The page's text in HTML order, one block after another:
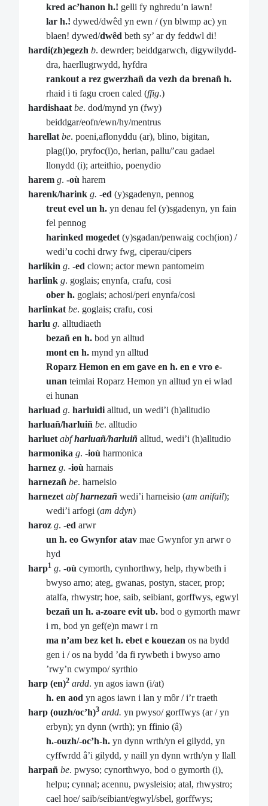
kred ac’hanon h.! gelli fy nghredu’n iawn!
lar h.! dywed/dwêd yn ewn / (yn blwmp ac) yn
blaen! dywed/dwêd beth sy’ ar dy feddwl di!
hardi(zh)egezh b. dewrder; beiddgarwch, digywilydd-
dra, haerllugrwydd, hyfdra
rankout a rez gwerzhañ da vezh da brenañ h.
rhaid i ti fagu croen caled (ffig.)
hardishaat be. dod/mynd yn (fwy)
beiddgar/eofn/ewn/hy/mentrus
harellat be. poeni,aflonyddu (ar), blino, bigitan,
plag(i)o, pryfoc(i)o, herian, pallu/’cau gadael
llonydd (i); arteithio, poenydio
harem g. -où harem
harenk/harink g. -ed (y)sgadenyn, pennog
treut evel un h. yn denau fel (y)sgadenyn, yn fain
fel pennog
harinked mogedet (y)sgadan/penwaig coch(ion) /
wedi’u cochi drwy fwg, ciperau/cipers
harlikin g. -ed clown; actor mewn pantomeim
harlink g. goglais; enynfa, crafu, cosi
ober h. goglais; achosi/peri enynfa/cosi
harlinkat be. goglais; crafu, cosi
harlu g. alltudiaeth
bezañ en h. bod yn alltud
mont en h. mynd yn alltud
Roparz Hemon en em gave en h. en e vro e-
unan teimlai Roparz Hemon yn alltud yn ei wlad
ei hunan
harluad g. harluidi alltud, un wedi’i (h)alltudio
harluañ/harluiñ be. alltudio
harluet abf harluañ/harluiñ alltud, wedi’i (h)alltudio
harmonika g. -ioù harmonica
harnez g. -ioù harnais
harnezañ be. harneisio
harnezet abfharnezañ wedi’i harneisio (am anifail);
wedi’i arfogi (am ddyn)
haroz g. -ed arwr
un h. eo Gwynfor atav mae Gwynfor yn arwr o
hyd
harp1 g. -où cymorth, cynhorthwy, help, rhywbeth i
bwyso arno; ateg, gwanas, postyn, stacer, prop;
atalfa, rhwystr; hoe, saib, seibiant, gorffwys, egwyl
bezañ un h. a-zoare evit ub. bod o gymorth mawr
i rn, bod yn gef(e)n mawr i rn
ma n’am bez ket h. ebet e kouezan os na bydd
gen i / os na bydd ’da fi rywbeth i bwyso arno
’rwy’n cwympo/ syrthio
harp (en)2 ardd. yn agos iawn (i/at)
h. en aod yn agos iawn i lan y môr / i’r traeth
harp (ouzh/oc’h)3 ardd. yn pwyso/ gorffwys (ar / yn
erbyn); yn dynn (wrth); yn ffinio (â)
h.-ouzh/-oc’h-h. yn dynn wrth/yn ei gilydd, yn
cyffwrdd â’i gilydd, y naill yn dynn wrth/yn y llall
harpañ be. pwyso; cynorthwyo, bod o gymorth (i),
helpu; cynnal; acennu, pwysleisio; atal, rhwystro;
cael hoe/ saib/seibiant/egwyl/sbel, gorffwys;